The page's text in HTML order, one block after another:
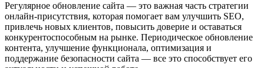
Регулярное обновление сайта — это важная часть стратегии
онлайн-присутствия, которая помогает вам улучшить SEO,
привлечь новых клиентов, повысить доверие и оставаться
конкурентоспособным на рынке. Периодическое обновление
контента, улучшение функционала, оптимизация и
поддержание безопасности сайта — все это способствует его